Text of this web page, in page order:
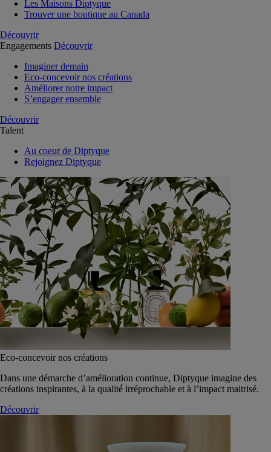
Les Maisons Diptyque
Trouver une boutique au Canada
Découvrir
Engagements Découvrir
Imaginer demain
Eco-concevoir nos créations
Améliorer notre impact
S’engager ensemble
Découvrir
Talent
Au coeur de Diptyque
Rejoignez Diptyque
Eco-concevoir nos créations
Dans une démarche d’amélioration continue, Diptyque imagine des
créations inspirantes, à la qualité́ irréprochable et à l’impact maitrisé.
Découvrir